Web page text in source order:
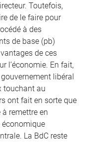
Toutefois,
de le faire pour
à des
de base (pb)
de ces
l’économie. En fait,
libéral
touchant au
ont fait en sorte que
remettre en
économique
La BdC reste